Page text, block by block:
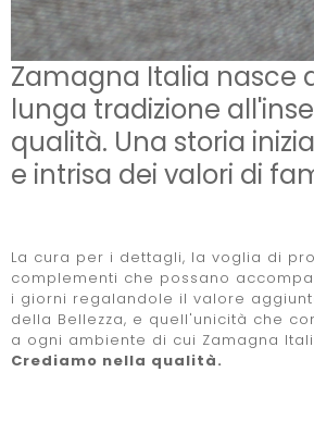
Zamagna Italia nasce
lunga tradizione
qualità. Una storia
e intrisa dei valori di
La cura per i dettagli, la voglia di
complementi che possano
i giorni regalandole il valore
della Bellezza, e quell'unicità che
a ogni ambiente di cui Zamagna
Crediamo nella qualità.